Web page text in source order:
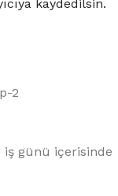
kaydedilsin.
iş günü içerisinde